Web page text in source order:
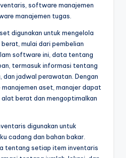
software manajemen
manajemen tugas.
digunakan untuk mengelola
mulai dari pembelian
software ini, data tentang
termasuk informasi tentang
dan jadwal perawatan. Dengan
aset, manajer dapat
berat dan mengoptimalkan
digunakan untuk
cadang dan bahan bakar.
tentang setiap item inventaris